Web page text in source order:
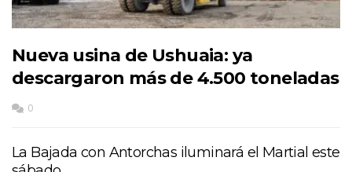
Nueva usina de Ushuaia: ya
descargaron más de 4.500 toneladas
0
La Bajada con Antorchas iluminará el Martial este